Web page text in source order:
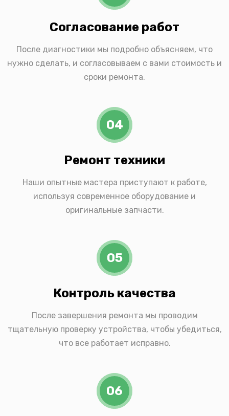
Согласование работ
После диагностики мы подробно объясняем, что
нужно сделать, и согласовываем с вами стоимость и
сроки ремонта.
04
Ремонт техники
Наши опытные мастера приступают к работе,
используя современное оборудование и
оригинальные запчасти.
05
Контроль качества
После завершения ремонта мы проводим
тщательную проверку устройства, чтобы убедиться,
что все работает исправно.
06